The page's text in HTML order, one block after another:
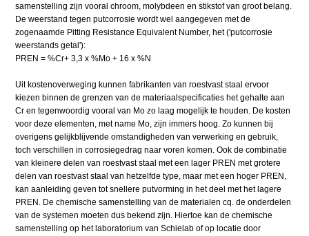
samenstelling zijn vooral chroom, molybdeen en stikstof van groot belang.
De weerstand tegen putcorrosie wordt wel aangegeven met de
zogenaamde Pitting Resistance Equivalent Number, het ('putcorrosie
weerstands getal'):
PREN = %Cr+ 3,3 x %Mo + 16 x %N
Uit kostenoverweging kunnen fabrikanten van roestvast staal ervoor
kiezen binnen de grenzen van de materiaalspecificaties het gehalte aan
Cr en tegenwoordig vooral van Mo zo laag mogelijk te houden. De kosten
voor deze elementen, met name Mo, zijn immers hoog. Zo kunnen bij
overigens gelijkblijvende omstandigheden van verwerking en gebruik,
toch verschillen in corrosiegedrag naar voren komen. Ook de combinatie
van kleinere delen van roestvast staal met een lager PREN met grotere
delen van roestvast staal van hetzelfde type, maar met een hoger PREN,
kan aanleiding geven tot snellere putvorming in het deel met het lagere
PREN. De chemische samenstelling van de materialen cq. de onderdelen
van de systemen moeten dus bekend zijn. Hiertoe kan de chemische
samenstelling op het laboratorium van Schielab of op locatie door